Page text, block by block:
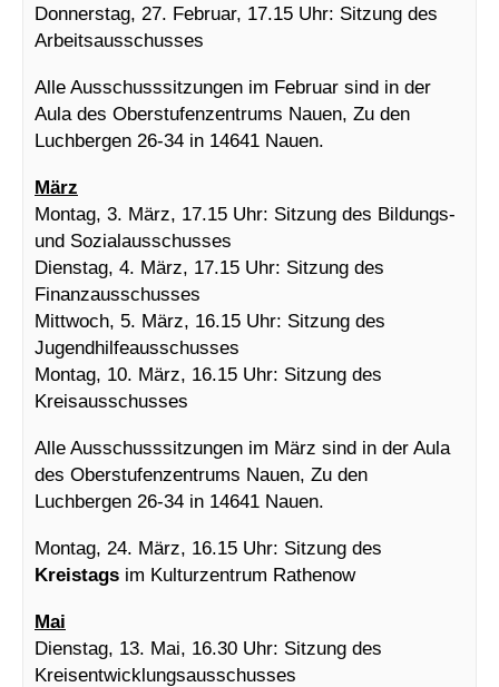
Donnerstag, 27. Februar, 17.15 Uhr: Sitzung des
Arbeitsausschusses
Alle Ausschusssitzungen im Februar sind in der
Aula des Oberstufenzentrums Nauen, Zu den
Luchbergen 26-34 in 14641 Nauen.
März
Montag, 3. März, 17.15 Uhr: Sitzung des Bildungs-
und Sozialausschusses
Dienstag, 4. März, 17.15 Uhr: Sitzung des
Finanzausschusses
Mittwoch, 5. März, 16.15 Uhr: Sitzung des
Jugendhilfeausschusses
Montag, 10. März, 16.15 Uhr: Sitzung des
Kreisausschusses
Alle Ausschusssitzungen im März sind in der Aula
des Oberstufenzentrums Nauen, Zu den
Luchbergen 26-34 in 14641 Nauen.
Montag, 24. März, 16.15 Uhr: Sitzung des
Kreistags im Kulturzentrum Rathenow
Mai
Dienstag, 13. Mai, 16.30 Uhr: Sitzung des
Kreisentwicklungsausschusses